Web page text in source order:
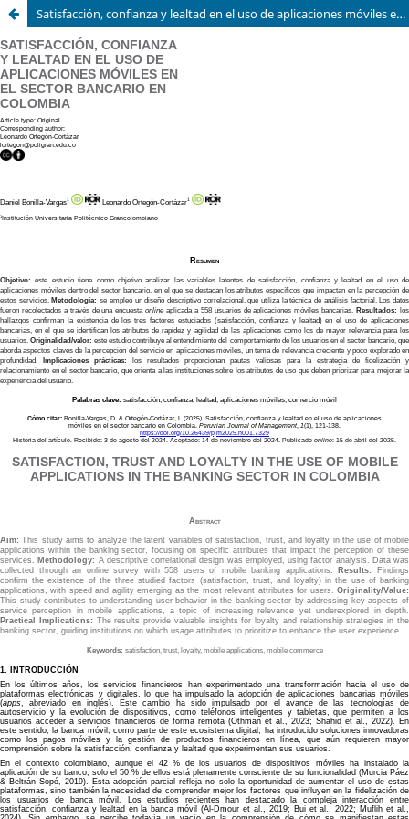
Satisfacción, confianza y lealtad en el uso de aplicaciones móviles en el sector bancario en Colombia